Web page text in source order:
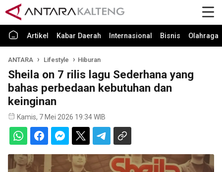
Artikel Kabar Daerah Internasional Bisnis Olahraga
ANTARA Lifestyle Hiburan
Sheila on 7 rilis lagu Sederhana yang
bahas perbedaan kebutuhan dan
keinginan
Kamis, 7 Mei 2026 19:34 WIB